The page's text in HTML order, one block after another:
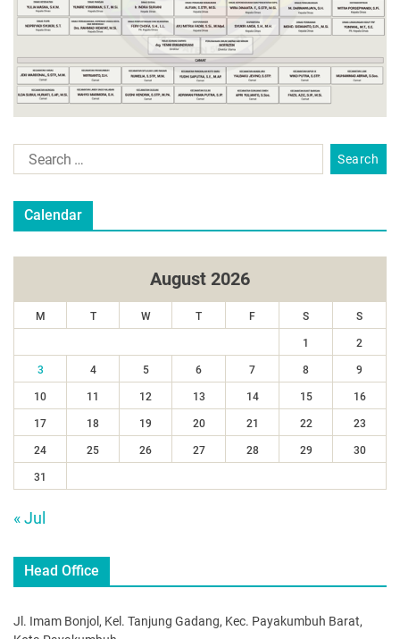
Calendar
August 2026
M T W T F S S
1 2
3 4 5 6 7 8 9
10 11 12 13 14 15 16
17 18 19 20 21 22 23
24 25 26 27 28 29 30
31
« Jul
Head Office
Jl. Imam Bonjol, Kel. Tanjung Gadang, Kec. Payakumbuh Barat,